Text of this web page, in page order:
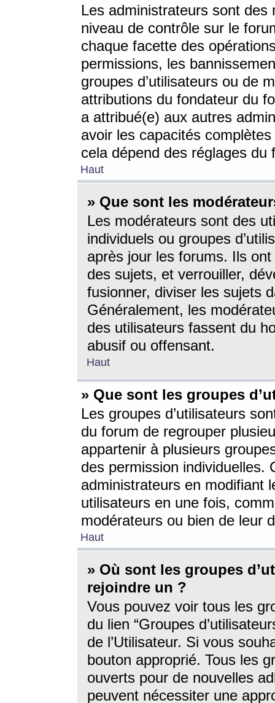
Les administrateurs sont
niveau de contrôle sur le
chaque facette des
permissions, les
groupes d’utilisateurs ou de
attributions du fondateur du
a attribué(e) aux autres
avoir les capacités
cela dépend des réglages du
Haut
» Que sont les
Les modérateurs sont des
individuels ou groupes
après jour les forums. Ils ont
des sujets, et verrouiller,
fusionner, diviser les sujets
Généralement, les
des utilisateurs fassent du
abusif ou offensant.
Haut
» Que sont les groupes
Les groupes d’utilisateurs
du forum de regrouper
appartenir à plusieurs
des permission individuelles.
administrateurs en modifiant
utilisateurs en une fois,
modérateurs ou bien de leur
Haut
» Où sont les groupes
rejoindre un ?
Vous pouvez voir tous les
du lien “Groupes
de l’Utilisateur. Si vous
bouton approprié. Tous les
ouverts pour de nouvelles
peuvent nécessiter une